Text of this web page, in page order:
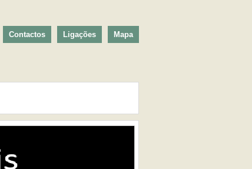
Contactos Ligações Mapa